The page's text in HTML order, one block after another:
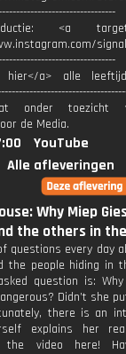
<a
hier</a> alle
onder toezicht
de Media.
YouTube
Alle afleveringen
Why Miep
the others in
questions every day
the people hiding in
question is:
Didn’t she
there is an
explains her
the video here!